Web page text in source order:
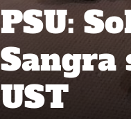
PSU:
Sangra
UST